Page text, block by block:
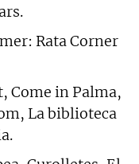
Rata Corner
Come in Palma,
La biblioteca